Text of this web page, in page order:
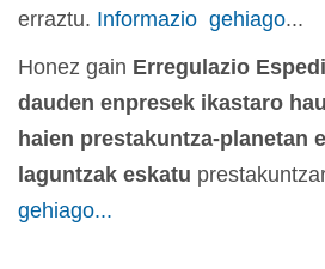
erraztu. Informazio gehiago...
Honez gain Erregulazio
dauden enpresek ikastaro
haien prestakuntza-planetan
laguntzak eskatu
gehiago...